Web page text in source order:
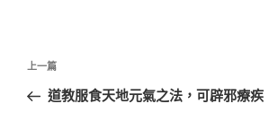
文
導
上
一
上一篇
道教服食天地元氣之法，可辟邪療疾